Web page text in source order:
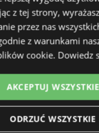
/ 1a, 72-600
26/27 Lok. Lu, 72-600
w
z tej strony,
przez nas
z warunkami
cookie. Dowiedz
AKCEPTUJ WSZYSTKIE
ODRZUĆ WSZYSTKIE